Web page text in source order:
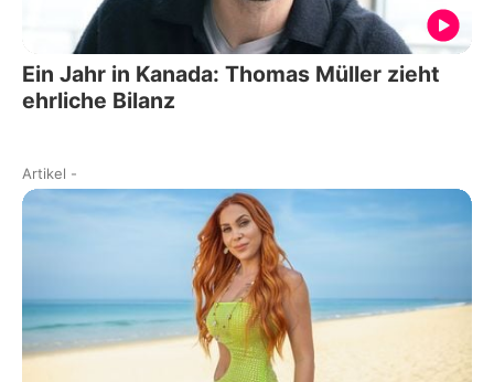
Ein Jahr in Kanada: Thomas Müller zieht
ehrliche Bilanz
Artikel -